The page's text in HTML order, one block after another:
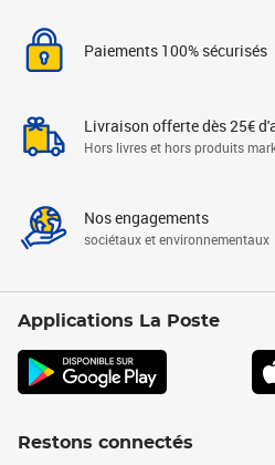
Paiements 100% sécurisés
Livraison offerte dès 25€
Hors livres et hors produits
Nos engagements
sociétaux et environnementaux
Applications La Poste
Restons connectés